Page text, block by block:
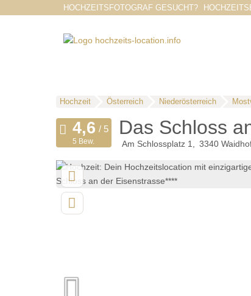
HOCHZEITSFOTOGRAF GESUCHT?
Hochzeit Österreich Niederösterreich
Das Schloss
Am Schlossplatz 1 3340
5 Bew.